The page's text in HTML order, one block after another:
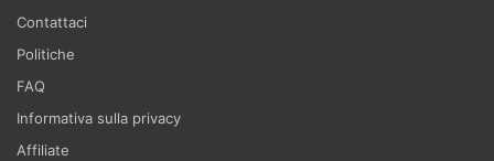
Contattaci
Politiche
FAQ
Informativa sulla privacy
Affiliate